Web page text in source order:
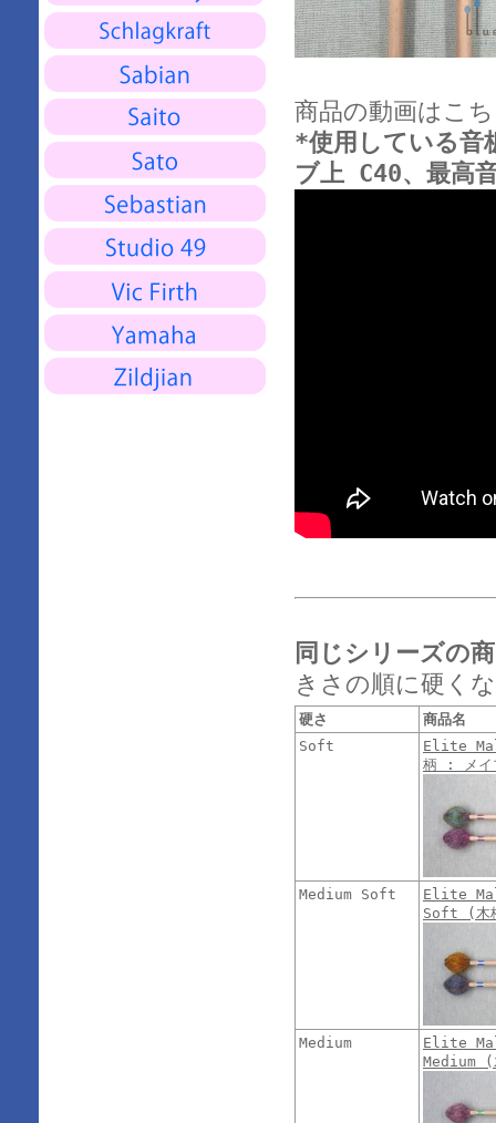
商品の動画はこ
*使用している
ブ上 C40、最高
同じシリーズの
きさの順に硬く
硬さ
商品名
Soft
Elite
柄 : メイ
Medium Soft
Elite
Soft (木
Medium
Elite
Medium